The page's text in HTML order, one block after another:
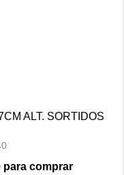
ALT. SORTIDOS
para comprar